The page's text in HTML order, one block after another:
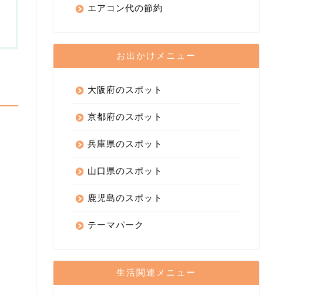
エアコン代の節約
お出かけメニュー
大阪府のスポット
京都府のスポット
兵庫県のスポット
山口県のスポット
鹿児島のスポット
テーマパーク
生活関連メニュー